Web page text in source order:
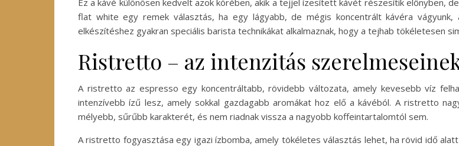
Ez a kávé különösen kedvelt azok körében, akik a tejjel ízesített kávét részesítik előnyben,
flat white egy remek választás, ha egy lágyabb, de mégis koncentrált kávéra vágyunk,
elkészítéshez gyakran speciális barista technikákat alkalmaznak, hogy a tejhab tökéletesen
Ristretto – az intenzitás
A ristretto az espresso egy koncentráltabb, rövidebb változata, amely kevesebb víz
intenzívebb ízű lesz, amely sokkal gazdagabb aromákat hoz elő a kávéból. A ristretto
mélyebb, sűrűbb karakterét, és nem riadnak vissza a nagyobb koffeintartalomtól sem.
A ristretto fogyasztása egy igazi ízbomba, amely tökéletes választás lehet, ha rövid idő